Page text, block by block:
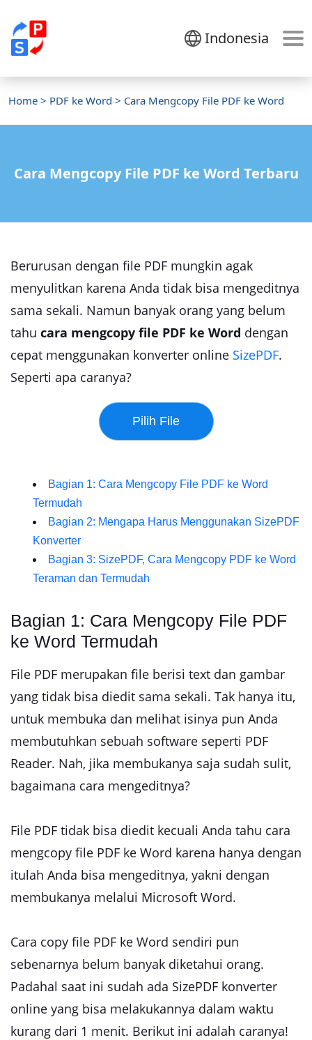
Indonesia
Home > PDF ke Word > Cara Mengcopy File PDF ke Word
Cara Mengcopy File PDF ke Word Terbaru
Berurusan dengan file PDF mungkin agak
menyulitkan karena Anda tidak bisa mengeditnya
sama sekali. Namun banyak orang yang belum
tahu cara mengcopy file PDF ke Word dengan
cepat menggunakan konverter online SizePDF.
Seperti apa caranya?
Bagian 1: Cara Mengcopy File PDF ke Word
Termudah
Bagian 2: Mengapa Harus Menggunakan SizePDF
Konverter
Bagian 3: SizePDF, Cara Mengcopy PDF ke Word
Teraman dan Termudah
Bagian 1: Cara Mengcopy File PDF
ke Word Termudah
File PDF merupakan file berisi text dan gambar
yang tidak bisa diedit sama sekali. Tak hanya itu,
untuk membuka dan melihat isinya pun Anda
membutuhkan sebuah software seperti PDF
Reader. Nah, jika membukanya saja sudah sulit,
bagaimana cara mengeditnya?
File PDF tidak bisa diedit kecuali Anda tahu cara
mengcopy file PDF ke Word karena hanya dengan
itulah Anda bisa mengeditnya, yakni dengan
membukanya melalui Microsoft Word.
Cara copy file PDF ke Word sendiri pun
sebenarnya belum banyak diketahui orang.
Padahal saat ini sudah ada SizePDF konverter
online yang bisa melakukannya dalam waktu
kurang dari 1 menit. Berikut ini adalah caranya!